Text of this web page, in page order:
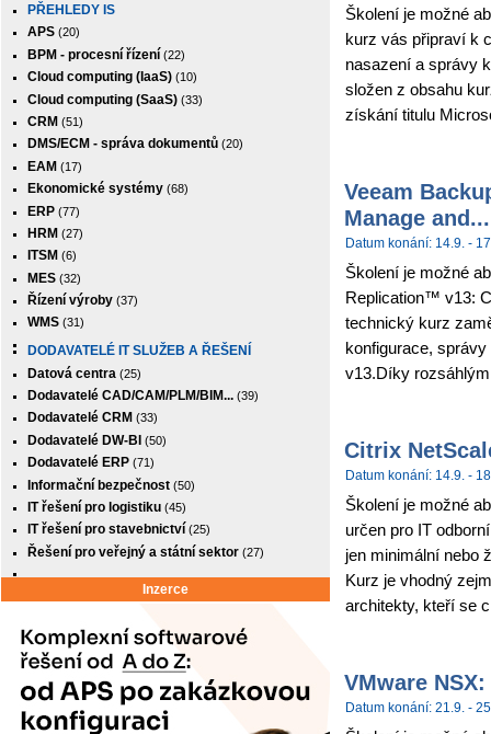
PŘEHLEDY IS
APS (20)
BPM - procesní řízení (22)
Cloud computing (IaaS) (10)
Cloud computing (SaaS) (33)
CRM (51)
DMS/ECM - správa dokumentů (20)
EAM (17)
Ekonomické systémy (68)
ERP (77)
HRM (27)
ITSM (6)
MES (32)
Řízení výroby (37)
WMS (31)
DODAVATELÉ IT SLUŽEB A ŘEŠENÍ
Datová centra (25)
Dodavatelé CAD/CAM/PLM/BIM... (39)
Dodavatelé CRM (33)
Dodavatelé DW-BI (50)
Dodavatelé ERP (71)
Informační bezpečnost (50)
IT řešení pro logistiku (45)
IT řešení pro stavebnictví (25)
Řešení pro veřejný a státní sektor (27)
Inzerce
Školení je možné
kurz vás připraví k
nasazení a správy
složen z obsahu
získání titulu
Veeam
Manage and...
Datum konání: 14.9. -
Školení je možné
Replication™ v13:
technický kurz
konfigurace,
v13.Díky
Citrix
Datum konání: 14.9. -
Školení je možné
určen pro IT
jen minimální nebo
Kurz je vhodný
architekty, kteří se
VMware
Datum konání: 21.9. -